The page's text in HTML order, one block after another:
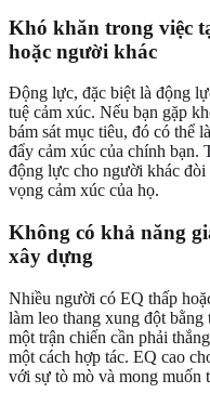
Khó khăn trong việc
hoặc người khác
Động lực, đặc biệt là động
tuệ cảm xúc. Nếu bạn gặp
bám sát mục tiêu, đó có thể
đẩy cảm xúc của chính bạn.
động lực cho người khác
vọng cảm xúc của họ.
Không có khả năng
xây dựng
Nhiều người có EQ thấp
làm leo thang xung đột
một trận chiến cần phải
một cách hợp tác. EQ cao
với sự tò mò và mong muốn